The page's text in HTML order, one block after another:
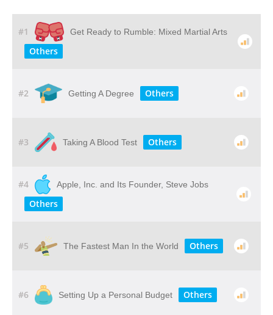
#1 Get Ready to Rumble: Mixed Martial Arts
Others
#2 Getting A Degree Others
#3 Taking A Blood Test Others
#4 Apple, Inc. and Its Founder, Steve Jobs
Others
#5 The Fastest Man In the World Others
#6 Setting Up a Personal Budget Others